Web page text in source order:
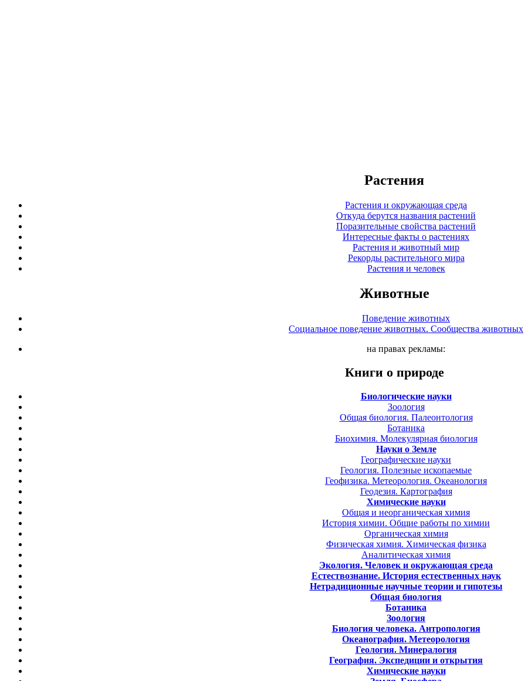
Растения
Растения и окружающая среда
Откуда берутся названия растений
Поразительные свойства растений
Интересные факты о растениях
Растения и животный мир
Рекорды растительного мира
Растения и человек
Животные
Поведение животных
Социальное поведение животных. Сообщества животных
на правах рекламы:
Книги о природе
Биологические науки
Зоология
Общая биология. Палеонтология
Ботаника
Биохимия. Молекулярная биология
Науки о Земле
Географические науки
Геология. Полезные ископаемые
Геофизика. Метеорология. Океанология
Геодезия. Картография
Химические науки
Общая и неорганическая химия
История химии. Общие работы по химии
Органическая химия
Физическая химия. Химическая физика
Аналитическая химия
Экология. Человек и окружающая среда
Естествознание. История естественных наук
Нетрадиционные научные теории и гипотезы
Общая биология
Ботаника
Зоология
Биология человека. Антропология
Океанография. Метеорология
Геология. Минералогия
География. Экспедиции и открытия
Химические науки